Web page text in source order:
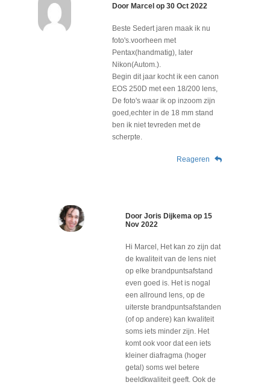
DoorMarcel op 30 Oct 2022
Beste Sedert jaren maak ik nu
foto's.voorheen met
Pentax(handmatig), later
Nikon(Autom.).
Begin dit jaar kocht ik een canon
EOS 250D met een 18/200 lens,
De foto's waar ik op inzoom zijn
goed,echter in de 18 mm stand
ben ik niet tevreden met de
scherpte.
Reageren
Door Joris Dijkema op15
Nov 2022
Hi Marcel, Het kan zo zijn dat
de kwaliteit van de lens niet
op elke brandpuntsafstand
even goed is. Het is nogal
een allround lens, op de
uiterste brandpuntsafstanden
(of op andere) kan kwaliteit
soms iets minder zijn. Het
komt ook voor dat een iets
kleiner diafragma (hoger
getal) soms wel betere
beeldkwaliteit geeft. Ook de